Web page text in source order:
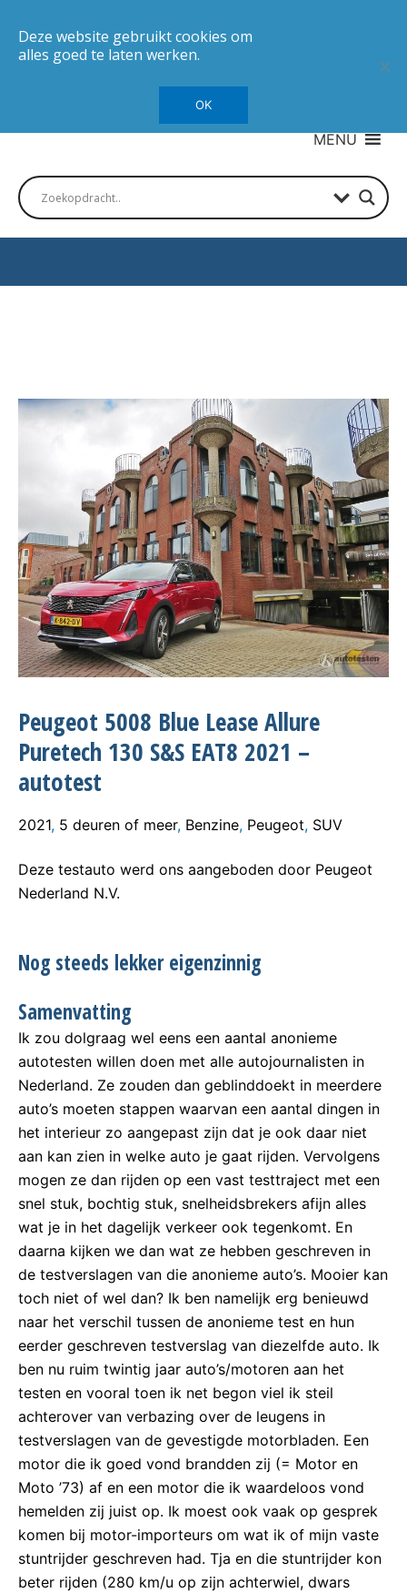
MENU
Peugeot 5008 Blue Lease Allure
Puretech 130 S&S EAT8 2021 –
autotest
2021, 5 deuren of meer, Benzine, Peugeot, SUV
Deze testauto werd ons aangeboden door Peugeot
Nederland N.V.
Nog steeds lekker eigenzinnig
Samenvatting
Ik zou dolgraag wel eens een aantal anonieme
autotesten willen doen met alle autojournalisten in
Nederland. Ze zouden dan geblinddoekt in meerdere
auto’s moeten stappen waarvan een aantal dingen in
het interieur zo aangepast zijn dat je ook daar niet
aan kan zien in welke auto je gaat rijden. Vervolgens
mogen ze dan rijden op een vast testtraject met een
snel stuk, bochtig stuk, snelheidsbrekers afijn alles
wat je in het dagelijk verkeer ook tegenkomt. En
daarna kijken we dan wat ze hebben geschreven in
de testverslagen van die anonieme auto’s. Mooier kan
toch niet of wel dan? Ik ben namelijk erg benieuwd
naar het verschil tussen de anonieme test en hun
eerder geschreven testverslag van diezelfde auto. Ik
ben nu ruim twintig jaar auto’s/motoren aan het
testen en vooral toen ik net begon viel ik steil
achterover van verbazing over de leugens in
testverslagen van de gevestigde motorbladen. Een
motor die ik goed vond brandden zij (= Motor en
Moto ’73) af en een motor die ik waardeloos vond
hemelden zij juist op. Ik moest ook vaak op gesprek
komen bij motor-importeurs om wat ik of mijn vaste
stuntrijder geschreven had. Tja en die stuntrijder kon
beter rijden (280 km/u op zijn achterwiel, dwars
Deze website gebruikt cookies om
alles goed te laten werken.
OK